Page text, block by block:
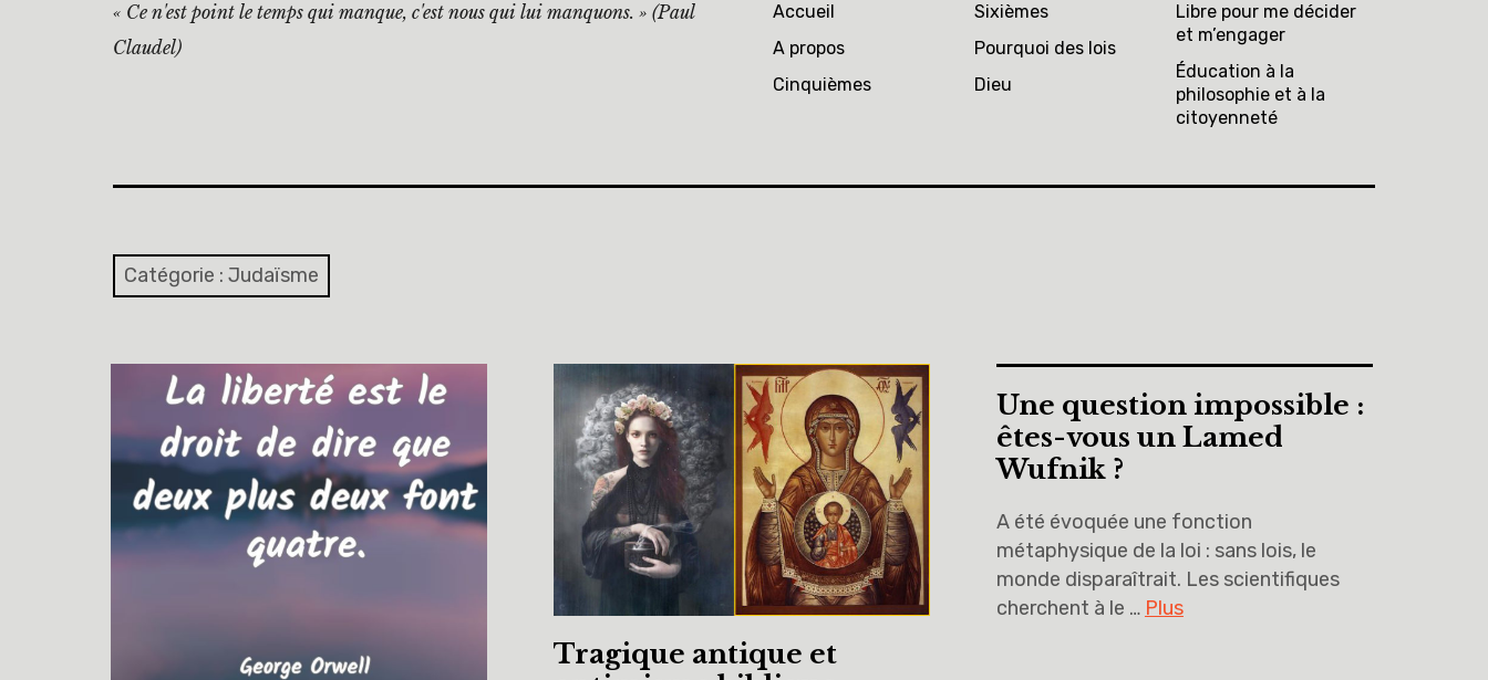
« Ce n'est point le temps qui manque, c'est nous qui lui manquons. » (Paul
Claudel)
Accueil
A propos
Cinquièmes
Sixièmes
Pourquoi des lois
Dieu
Libre pour me décider
et m’engager
Éducation à la
philosophie et à la
citoyenneté
Catégorie : Judaïsme
Tragique antique et
Une question impossible :
êtes-vous un Lamed
Wufnik ?
A été évoquée une fonction
métaphysique de la loi : sans lois, le
monde disparaîtrait. Les scientifiques
cherchent à le … Plus